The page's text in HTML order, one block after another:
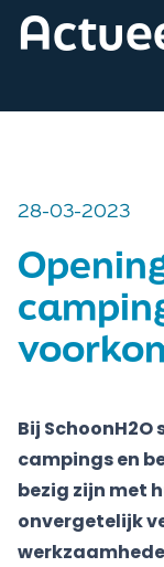
28-03-2023
Bij
campings en
bezig zijn met
onvergetelijk